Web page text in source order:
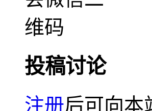
投稿讨论
注册后可向本